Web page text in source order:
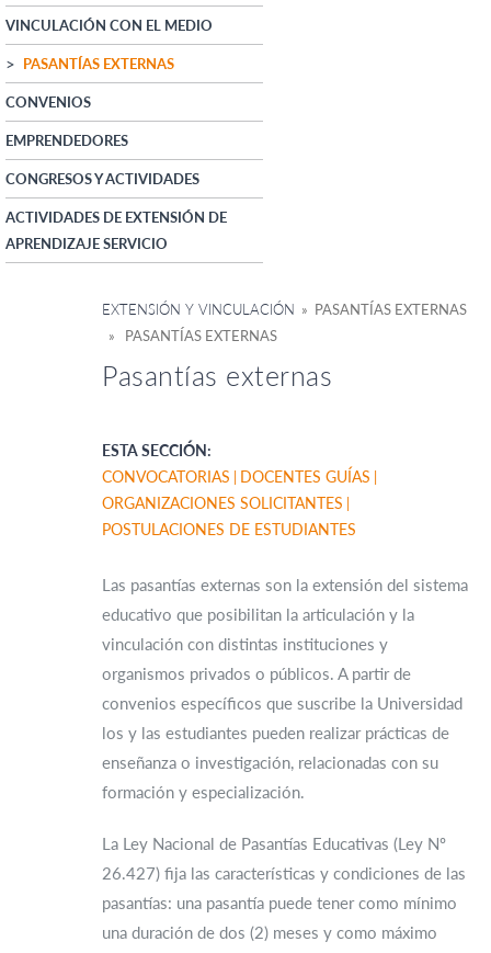
VINCULACIÓN CON EL MEDIO
PASANTÍAS EXTERNAS
CONVENIOS
EMPRENDEDORES
CONGRESOS Y ACTIVIDADES
ACTIVIDADES DE EXTENSIÓN DE
APRENDIZAJE SERVICIO
EXTENSIÓN Y VINCULACIÓN » PASANTÍAS EXTERNAS
» PASANTÍAS EXTERNAS
Pasantías externas
ESTA SECCIÓN:
CONVOCATORIAS
DOCENTES GUÍAS
ORGANIZACIONES SOLICITANTES
POSTULACIONES DE ESTUDIANTES
Las pasantías externas son la extensión del sistema
educativo que posibilitan la articulación y la
vinculación con distintas instituciones y
organismos privados o públicos. A partir de
convenios específicos que suscribe la Universidad
los y las estudiantes pueden realizar prácticas de
enseñanza o investigación, relacionadas con su
formación y especialización.
La Ley Nacional de Pasantías Educativas (Ley Nº
26.427) fija las características y condiciones de las
pasantías: una pasantía puede tener como mínimo
una duración de dos (2) meses y como máximo